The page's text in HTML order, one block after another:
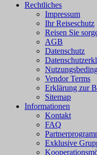
Rechtliches
Impressum
Ihr Reiseschutz
Reisen Sie
AGB
Datenschutz
Vendor Terms
Erklärung zur
Sitemap
Informationen
Kontakt
FAQ
Exklusive